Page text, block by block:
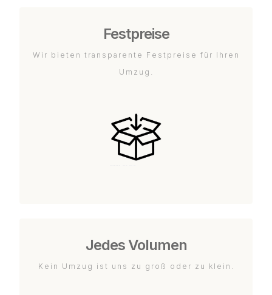
Festpreise
Wir bieten transparente Festpreise für Ihren
Umzug.
Jedes Volumen
Kein Umzug ist uns zu groß oder zu klein.